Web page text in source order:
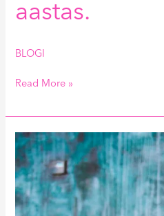
aastas.
BLOGI
Read More »
Kuidas
ära
tunda
sitta
treenerit?